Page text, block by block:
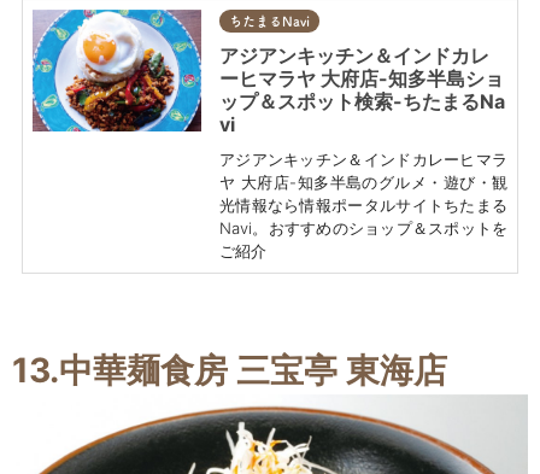
ちたまるNavi
アジアンキッチン＆インドカレ
ーヒマラヤ 大府店-知多半島ショ
ップ＆スポット検索-ちたまるNa
vi
アジアンキッチン＆インドカレーヒマラ
ヤ 大府店-知多半島のグルメ・遊び・観
光情報なら情報ポータルサイトちたまる
Navi。おすすめのショップ＆スポットを
ご紹介
13.中華麺食房 三宝亭 東海店